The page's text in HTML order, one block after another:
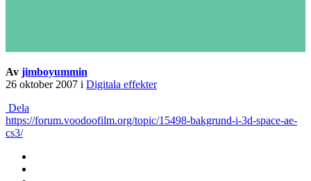
Av jimboyummin
26 oktober 2007 i Digitala effekter
Dela
https://forum.voodoofilm.org/topic/15498-bakgrund-i-3d-space-ae-
cs3/